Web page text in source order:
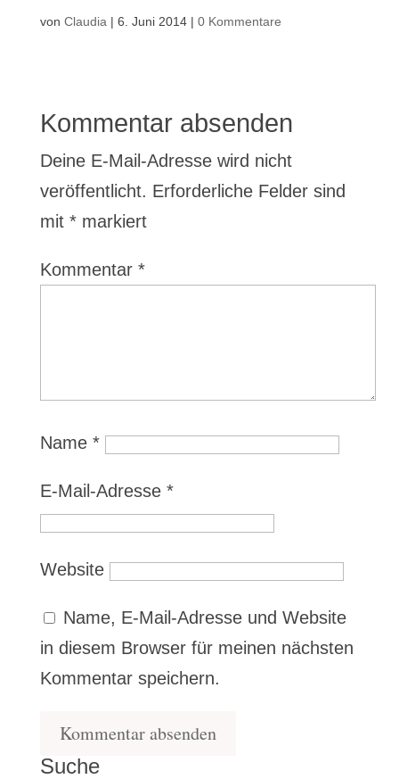
von Claudia | 6. Juni 2014| 0 Kommentare
Kommentar absenden
Deine E-Mail-Adresse wird nicht
veröffentlicht. Erforderliche Felder sind
mit *markiert
Kommentar *
Name *
E-Mail-Adresse *
Website
Name, E-Mail-Adresse und Website
in diesem Browser für meinen nächsten
Kommentar speichern.
Suche